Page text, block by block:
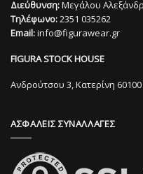
επιλογές
επιλεγούν
σελίδα
Διεύθυνση:Μεγάλου
Τηλέφωνο:2351 035262
Email:info@figurawear.gr
FIGURA STOCK HOUSE
Ανδρούτσου 3, Κατερίνη 60100
ΑΣΦΑΛΕΙΣ ΣΥΝΑΛΛΑΓΕΣ